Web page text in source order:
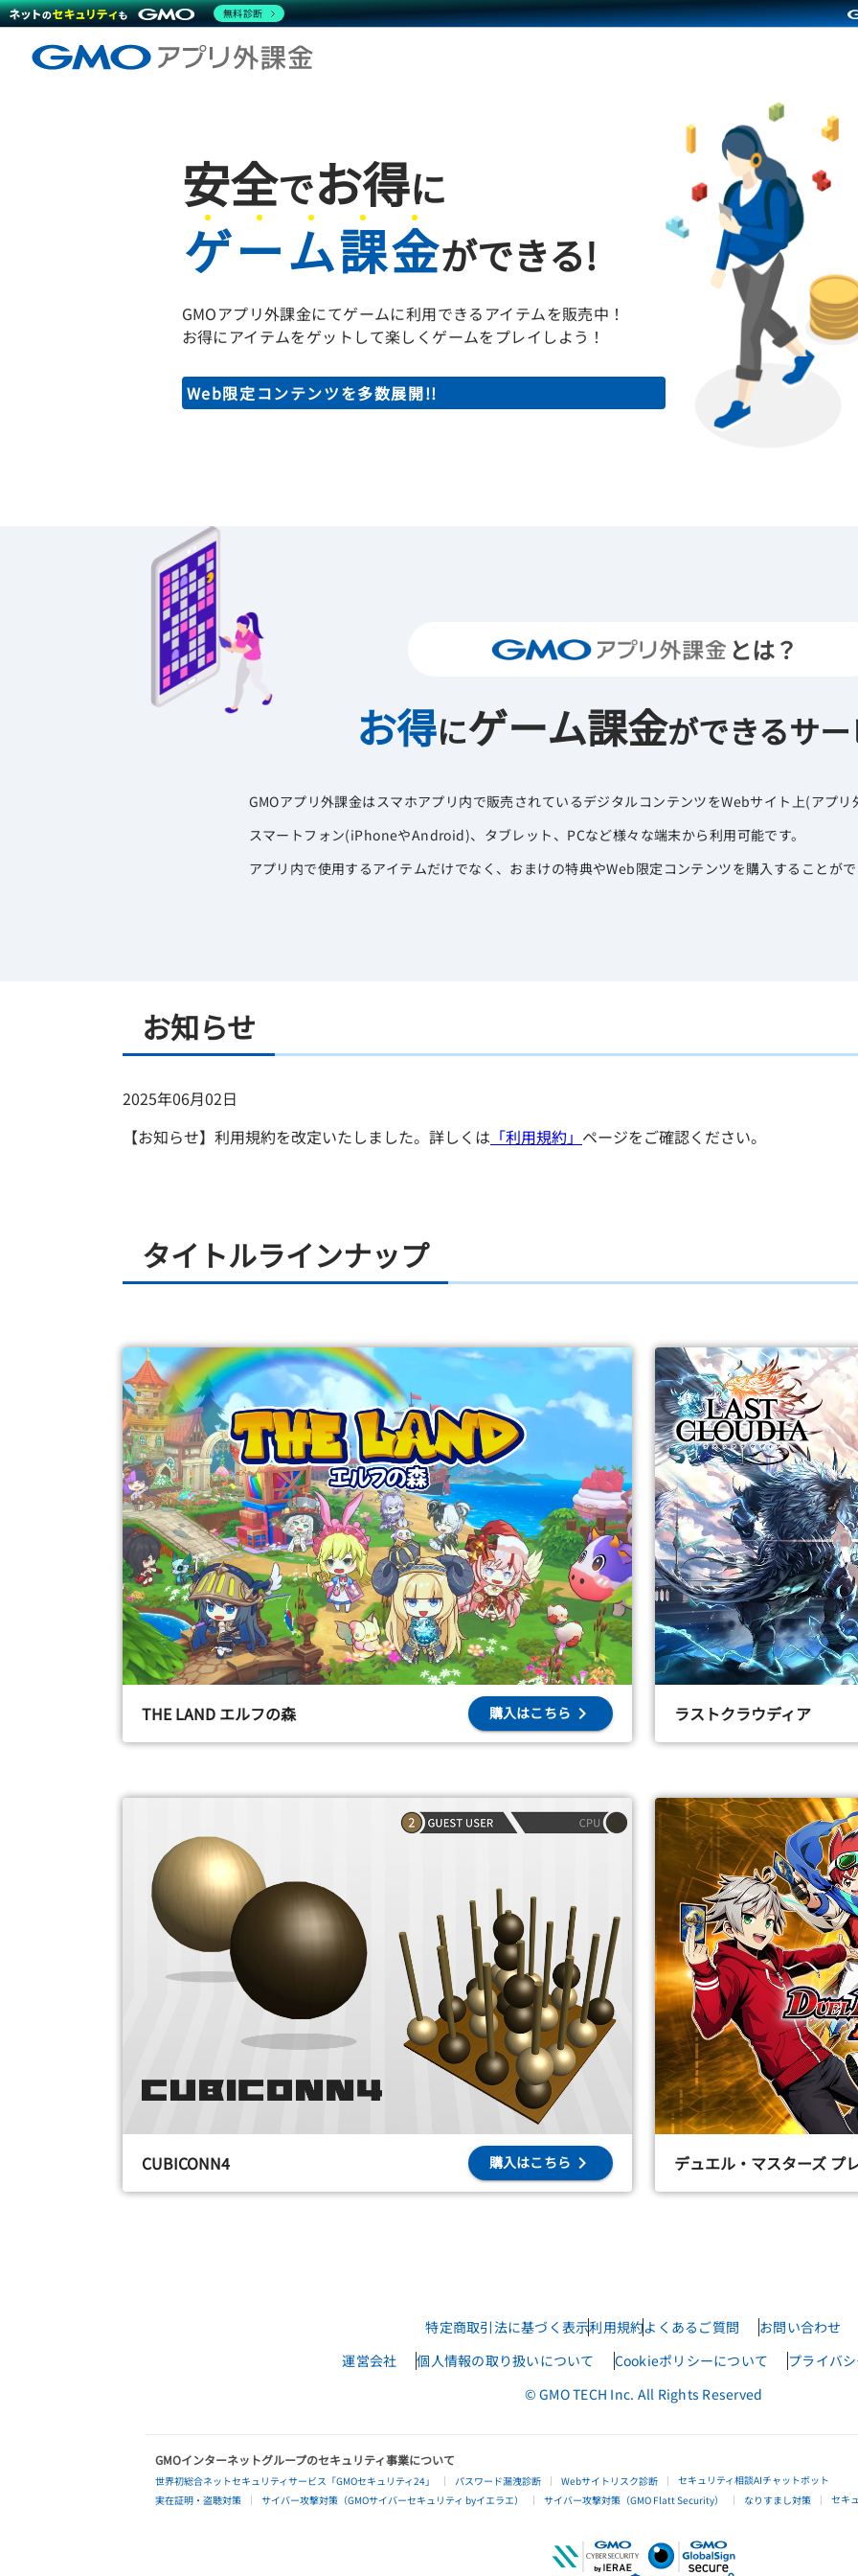
安全でお得に
ゲーム課金ができる!
GMOアプリ外課金にてゲームに利用できるアイテムを販売中！
お得にアイテムをゲットして楽しくゲームをプレイしよう！
Web限定コンテンツを多数展開!!
とは？
お得にゲーム課金ができるサ
GMOアプリ外課金はスマホアプリ内で販売されているデジタルコンテンツをWebサイト上(アプ
スマートフォン(iPhoneやAndroid)、タブレット、PCなど様々な端末から利用可能です。
アプリ内で使用するアイテムだけでなく、おまけの特典やWeb限定コンテンツを購入することが
お知らせ
2025年06月02日
【お知らせ】利用規約を改定いたしました。詳しくは 「利用規約」 ページをご確認ください。
タイトルラインナップ
THE LAND エルフの森 購入はこちら ラストクラウディア
CUBICONN4 購入はこちら デュエル・マスターズ プ
特定商取引法に基づく表示利用規約よくあるご質問
お問い合わせ
運営会社
個人情報の取り扱いについて Cookieポリシーについて
プライバ
© GMO TECH Inc. All Rights Reserved
GMOインターネットグループのセキュリティ事業について
世界初総合ネットセキュリティサービス「GMOセキュリティ24」 パスワード漏洩診断 Webサイトリスク診断
セキュリティ相談AIチャットボット
実在証明・盗聴対策
サイバー攻撃対策（GMOサイバーセキュリティ byイエラエ） サイバー攻撃対策（GMO Flatt Security） なりすまし対策 セキ
無料診断